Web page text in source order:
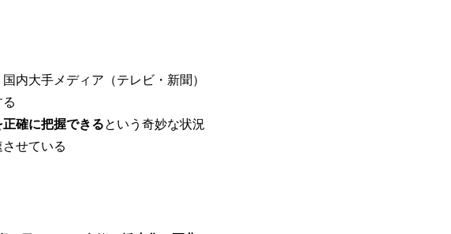
内大手メディア（テレビ・新聞）
確に把握できるという奇妙な状況
せている